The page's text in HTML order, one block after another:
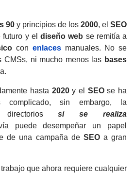
90 y principios de los 2000, el SEO
y el diseño web se remitía a
con enlacesmanuales. No se
CMSs, ni mucho menos las bases
hasta 2020y el SEOse ha
complicado, sin embargo, la
directoriossi se realiza
puede desempeñar un papel
de una campaña de SEOa gran
que ahora requiere cualquier